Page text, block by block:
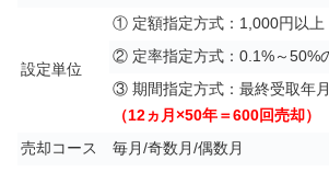
設定単位
① 定額指定方式：1,000円以上
② 定率指定方式：0.1%～50%
③ 期間指定方式：最終受取年
（12ヵ月×50年＝600回売却）
売却コース
毎月/奇数月/偶数月